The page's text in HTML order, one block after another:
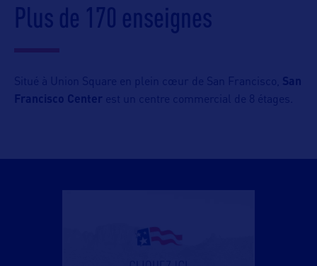
Plus de 170 enseignes
Situé à Union Square en plein cœur de San Francisco, San
Francisco Center est un centre commercial de 8 étages.